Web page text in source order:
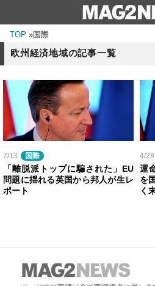
TOP »国際
欧州経済地域の記事一覧
7/13 国際
「離脱派トップに騙された」EU
問題に揺れる英国から邦人が生レ
ポート
4/28
運
を
く